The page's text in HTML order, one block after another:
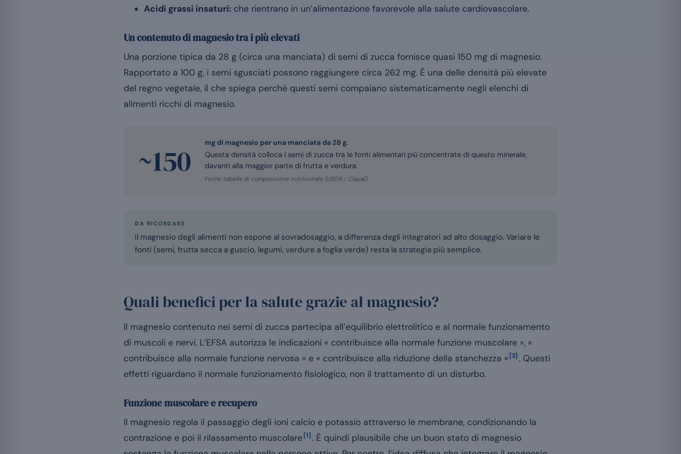
Acidi grassi insaturi: che rientrano in un’alimentazione favorevole alla salute cardiovascolare.
Un contenuto di magnesio tra i più elevati
Una porzione tipica da 28 g (circa una manciata) di semi di zucca fornisce quasi 150 mg di magnesio.
Rapportato a 100 g, i semi sgusciati possono raggiungere circa 262 mg. È una delle densità più elevate
del regno vegetale, il che spiega perché questi semi compaiano sistematicamente negli elenchi di
alimenti ricchi di magnesio.
~150
mg di magnesio per una manciata da 28 g.
Questa densità colloca i semi di zucca tra le fonti alimentari più concentrate di questo minerale,
davanti alla maggior parte di frutta e verdura.
Fonte: tabelle di composizione nutrizionale (USDA / Ciqual)
DA RICORDARE
Il magnesio degli alimenti non espone al sovradosaggio, a differenza degli integratori ad alto dosaggio. Variare le
fonti (semi, frutta secca a guscio, legumi, verdure a foglia verde) resta la strategia più semplice.
Quali benefici per la salute grazie al magnesio?
Il magnesio contenuto nei semi di zucca partecipa all’equilibrio elettrolitico e al normale funzionamento
di muscoli e nervi. L’EFSA autorizza le indicazioni « contribuisce alla normale funzione muscolare », «
contribuisce alla normale funzione nervosa » e « contribuisce alla riduzione della stanchezza » [3] . Questi
effetti riguardano il normale funzionamento fisiologico, non il trattamento di un disturbo.
Funzione muscolare e recupero
Il magnesio regola il passaggio degli ioni calcio e potassio attraverso le membrane, condizionando la
contrazione e poi il rilassamento muscolare [1] . È quindi plausibile che un buon stato di magnesio